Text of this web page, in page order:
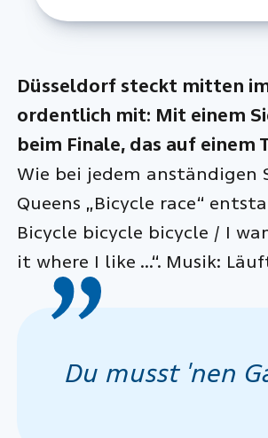
Düsseldorf steckt mitten im
ordentlich mit: Mit einem
beim Finale, das auf
Wie bei jedem anständigen
Queens „Bicycle race“
Bicycle bicycle bicycle / I
it where I like …“. Musik:
Du musst 'nen